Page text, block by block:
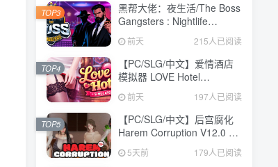
黑帮大佬：夜生活/The Boss
Gangsters : Nightlife
Build.21376939|模拟经营|容
量8.4GB|免安装绿色中文版
前天 215人已阅读
TOP3
【PC/SLG/中文】爱情酒店
模拟器 LOVE Hotel
Simulator Build.24183576
STEAM官方中文版
【4.8GB】
前天 197人已阅读
TOP4
【PC/SLG/中文】后宫腐化
Harem Corruption V12.0 汉
化版【2.4GB】
5天前 179人已阅读
TOP5